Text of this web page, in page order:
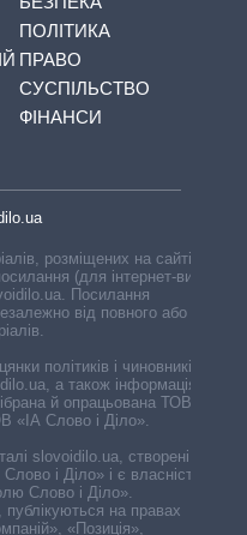
ПОЛІТИКА
ПРАВО
СУСПІЛЬСТВО
ФІНАНСИ
розміщених на сайті,
(для інтернет-видань
Посилання
від повного або
політиків і чиновників,
а також інформація про
й опрацьована ТОВ «ІА
«ІА Слово і Діло».
slovoidilo.ua, створені ГО
і Діло» і є власністю
Слово і Діло».
публікуються на правах
«Позиція»,